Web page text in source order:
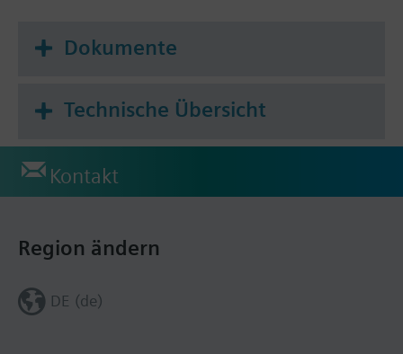
Dokumente
Technische Übersicht
Kontakt
Region ändern
DE (de)